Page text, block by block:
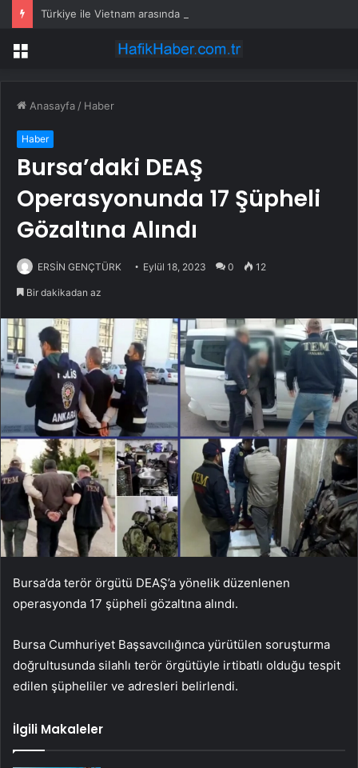
Menü
Anasayfa / Haber
Haber
Bursa’daki DEAŞ
Operasyonunda 17 Şüpheli
Gözaltına Alındı
ERSİN GENÇTÜRK Eylül 18, 2023 0 12
Bir dakikadan az
Bursa’da terör örgütü DEAŞ’a yönelik düzenlenen
operasyonda 17 şüpheli gözaltına alındı.
Bursa Cumhuriyet Başsavcılığınca yürütülen soruşturma
doğrultusunda silahlı terör örgütüyle irtibatlı olduğu tespit
edilen şüpheliler ve adresleri belirlendi.
İlgili Makaleler